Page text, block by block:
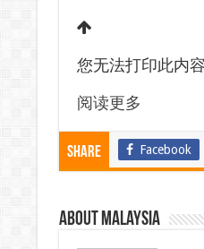
您无法打印此内
阅读更多
Share Facebook
About Malaysia